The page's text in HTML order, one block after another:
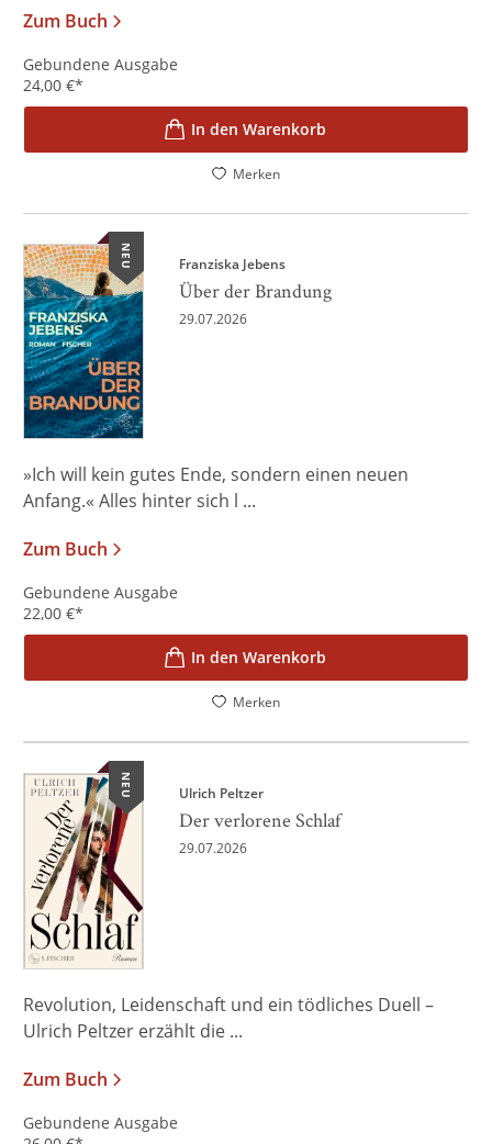
Zum Buch
Gebundene Ausgabe
24,00 €*
In den Warenkorb
Merken
NEU Franziska Jebens
Über der Brandung
29.07.2026
»Ich will kein gutes Ende, sondern einen neuen
Anfang.« Alles hinter sich l ...
Zum Buch
Gebundene Ausgabe
22,00 €*
In den Warenkorb
Merken
NEU Ulrich Peltzer
Der verlorene Schlaf
29.07.2026
Revolution, Leidenschaft und ein tödliches Duell –
Ulrich Peltzer erzählt die ...
Zum Buch
Gebundene Ausgabe